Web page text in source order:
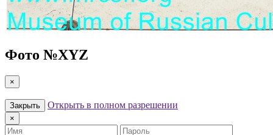
Фото №XYZ
×
Закрыть Открыть в полном разрешении
×
Имя
Пароль